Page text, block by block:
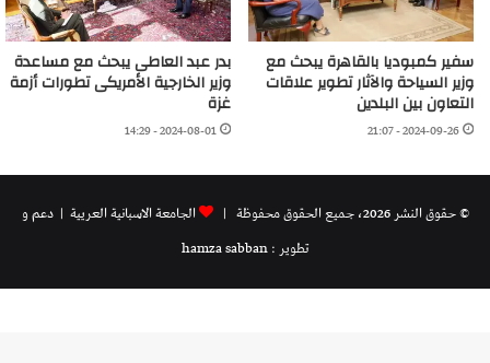
سفير كمبوديا بالقاهرة يبحث مع
وزير السياحة والآثار تطوير علاقات
التعاون بين البلدين
2024-09-26 - 21:07
بدر عبد العاطى يبحث مع مساعدة
وزير الخارجية الأمريكى تطورات أزمة
غزة
2024-08-01 - 14:29
© حقوق النشر 2026، جميع الحقوق محفوظة | الجامعة الاسبانية العريية | دعم و
تطوير : hamza sabban